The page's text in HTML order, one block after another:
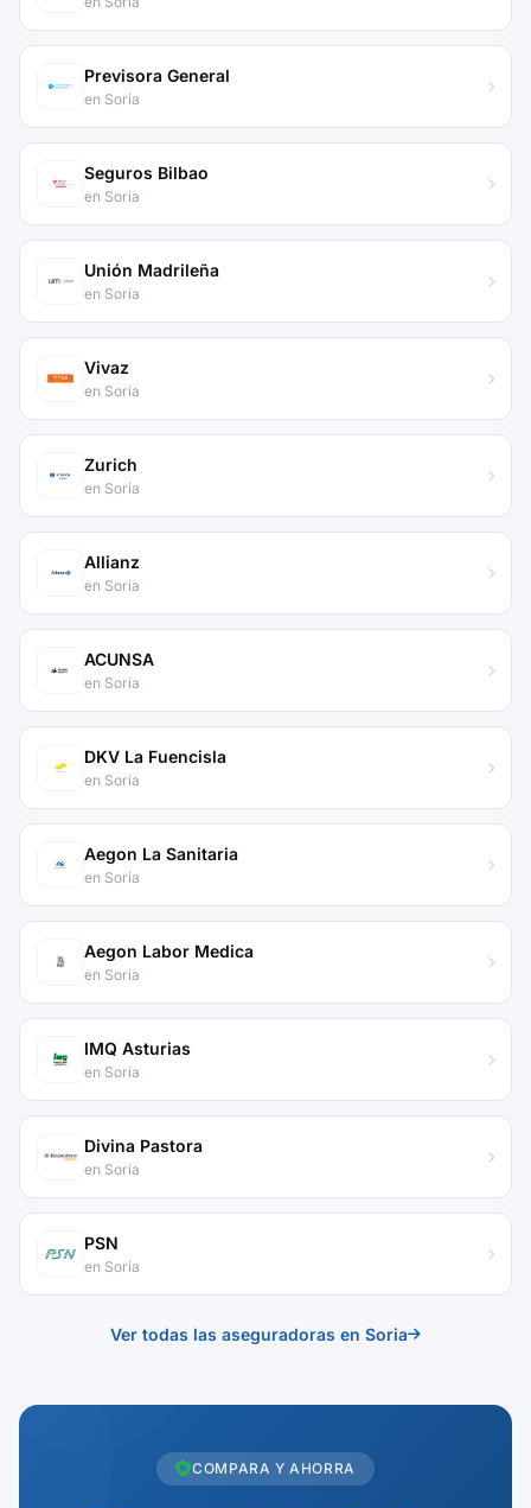
Previsora General
en Soria
Seguros Bilbao
en Soria
Unión Madrileña
en Soria
Vivaz
en Soria
Zurich
en Soria
Allianz
en Soria
ACUNSA
en Soria
DKV La Fuencisla
en Soria
Aegon La Sanitaria
en Soria
Aegon Labor Medica
en Soria
IMQ Asturias
en Soria
Divina Pastora
en Soria
PSN
en Soria
Ver todas las aseguradoras en Soria
COMPARA Y AHORRA